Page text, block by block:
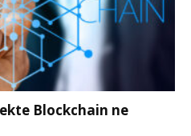
Blockchain ne